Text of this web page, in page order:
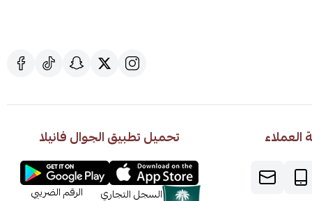
تحميل تطبيق الجوال فانيلا
السجل التجاري
الرقم الضريبي